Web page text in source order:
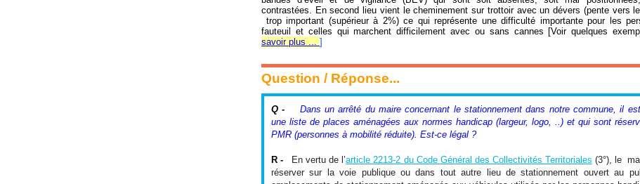
contrastées. En second lieu vient le cheminement sur trottoir avec un dévers (pente vers
trop important (supérieur à 2%) ce qui représente une difficulté importante pour les
fauteuil et celles qui marchent difficilement avec ou sans cannes [Voir quelques
savoir plus ... ]
Question / Réponse...
Q -
Dans un arrêté du maire concernant le stationnement dans notre commune, il
une liste de places aménagées aux normes handicap (largeur, logo, ..) et qui sont
PMR (personnes à mobilité réduite). Est-ce légal ?
R - En vertu de l’article 2213-2 du Code Général des Collectivités Territoriales (3°), le
réserver sur la voie publique ou dans tout autre lieu de stationnement ouvert au